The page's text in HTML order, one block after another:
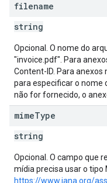
filename
string
Opcional. O nome do
"invoice.pdf". Para
Content-ID. Para anexos
para especificar o nome
não for fornecido, o
mimeType
string
Opcional. O campo que
mídia precisa usar o tipo
https://www.iana.org/